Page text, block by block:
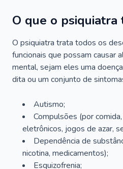
O que o psiquiatra
O psiquiatra trata todos os
funcionais que possam causar
mental, sejam eles uma
dita ou um conjunto de
Autismo;
Compulsões (por
eletrônicos, jogos de azar,
Dependência de
nicotina, medicamentos);
Esquizofrenia;